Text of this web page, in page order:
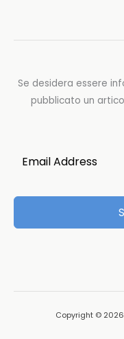
Se desidera essere
pubblicato un
Copyright ©